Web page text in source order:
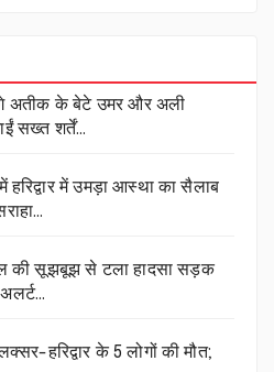
अतीक के बेटे उमर और अली
सख्त शर्तें…
में उमड़ा आस्था का सैलाब
की सूझबूझ से टला हादसा सड़क
हरिद्वार के 5 लोगों की मौत;